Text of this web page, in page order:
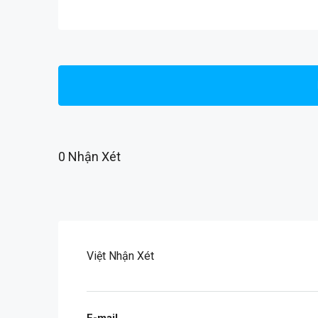
0 Nhận Xét
Việt Nhận Xét